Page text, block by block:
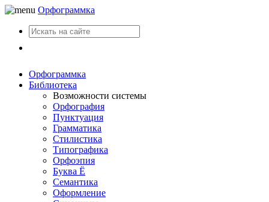
Орфограммка
Орфограммка
Библиотека
Возможности системы
Орфография
Пунктуация
Грамматика
Стилистика
Типографика
Орфоэпия
Буква Ё
Семантика
Оформление